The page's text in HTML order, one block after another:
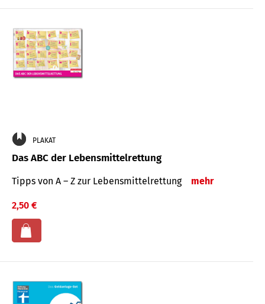
PLAKAT
Das ABC der Lebensmittelrettung
Tipps von A – Z zur Lebensmittelrettung mehr
2,50 €